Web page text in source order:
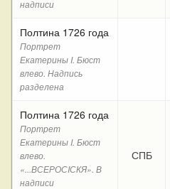
надписи
Полтина 1726 года
Портрет
Екатерины I. Бюст
влево. Надпись
разделена
Полтина 1726 года
Портрет
Екатерины I. Бюст
влево.
«...ВСЕРОСIСКЯ». В
надписи
СПБ